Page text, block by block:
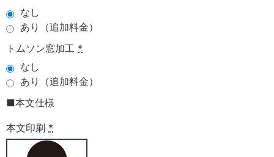
なし
あり（追加料金）
トムソン窓加工 *
なし
あり（追加料金）
■本文仕様
本文印刷 *